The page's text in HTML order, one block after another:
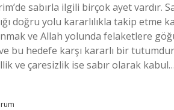
sabırla ilgili birçok ayet vardır.
doğru yolu kararlılıkla takip etme
ve Allah yolunda felaketlere
bu hedefe karşı kararlı bir
ve çaresizlik ise sabır olarak kabul…